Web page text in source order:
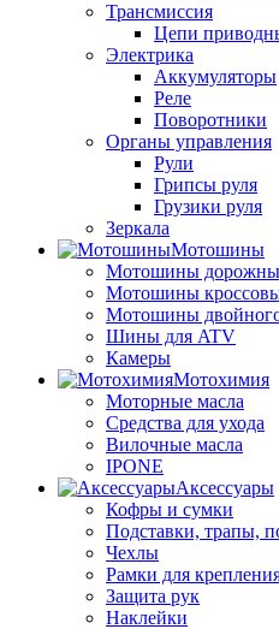
Трансмиссия
Цепи
Электрика
Аккумуляторы
Реле
Поворотники
Органы управления
Рули
Грипсы руля
Грузики руля
Зеркала
Мотошины
Мотошины
Мотошины
Мотошины двойного
Шины для ATV
Камеры
Мотохимия
Моторные масла
Средства для ухода
Вилочные масла
IPONE
Аксессуары
Кофры и сумки
Подставки, трапы,
Чехлы
Рамки для
Защита рук
Наклейки